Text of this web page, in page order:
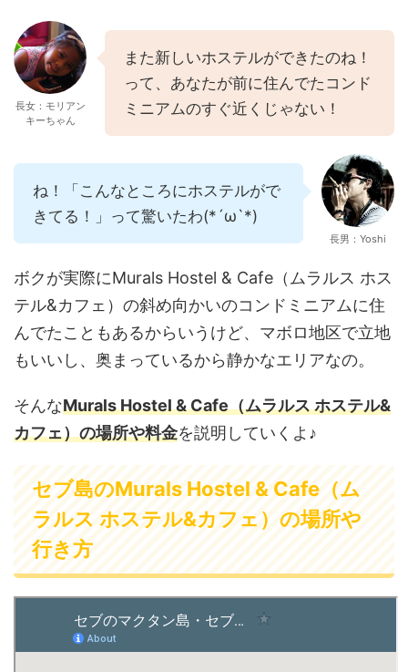
長女：モリアン
キーちゃん
また新しいホステルができたのね！
って、あなたが前に住んでたコンド
ミニアムのすぐ近くじゃない！
ね！「こんなところにホステルがで
きてる！」って驚いたわ(*´ω`*)
長男：Yoshi
ボクが実際にMurals Hostel & Cafe（ムラルス ホス
テル&カフェ）の斜め向かいのコンドミニアムに住
んでたこともあるからいうけど、マボロ地区で立地
もいいし、奥まっているから静かなエリアなの。
そんなMurals Hostel & Cafe（ムラルス ホステル&
カフェ）の場所や料金を説明していくよ♪
セブ島のMurals Hostel & Cafe（ム
ラルス ホステル&カフェ）の場所や
行き方